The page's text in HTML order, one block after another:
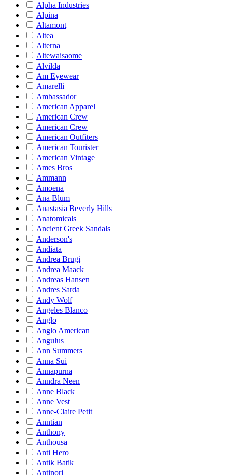
Alpha Industries
Alpina
Altamont
Altea
Alterna
Altewaisaome
Alvilda
Am Eyewear
Amarelli
Ambassador
American Apparel
American Crew
American Crew
American Outfiters
American Tourister
American Vintage
Ames Bros
Ammann
Amoena
Ana Blum
Anastasia Beverly Hills
Anatomicals
Ancient Greek Sandals
Anderson's
Andiata
Andrea Brugi
Andrea Maack
Andreas Hansen
Andres Sarda
Andy Wolf
Angeles Blanco
Anglo
Anglo American
Angulus
Ann Summers
Anna Sui
Annapurna
Anndra Neen
Anne Black
Anne Vest
Anne-Claire Petit
Anntian
Anthony
Anthousa
Anti Hero
Antik Batik
Antinori